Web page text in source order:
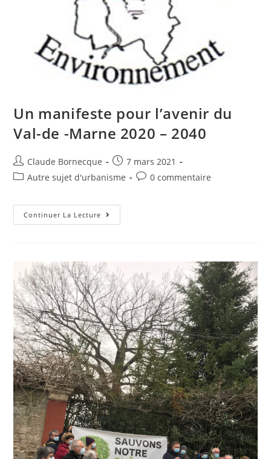
Un manifeste pour l’avenir du
Val-de -Marne 2020 – 2040
Claude Bornecque
7 mars 2021
Autre sujet d'urbanisme
0 commentaire
Continuer La Lecture